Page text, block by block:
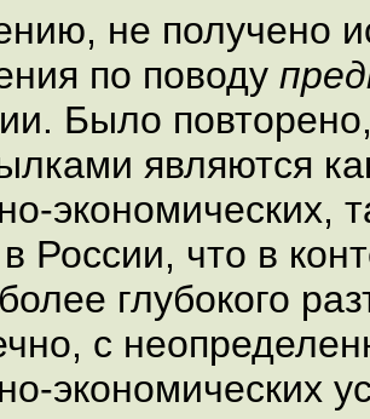
не получено
по поводу
Было
являются
экономических,
России, что в
глубокого
с
экономических